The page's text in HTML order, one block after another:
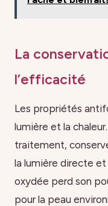
La
l’efficacité
Les propriétés
lumière et la
traitement,
la lumière directe et
oxydée perd son
pour la peau